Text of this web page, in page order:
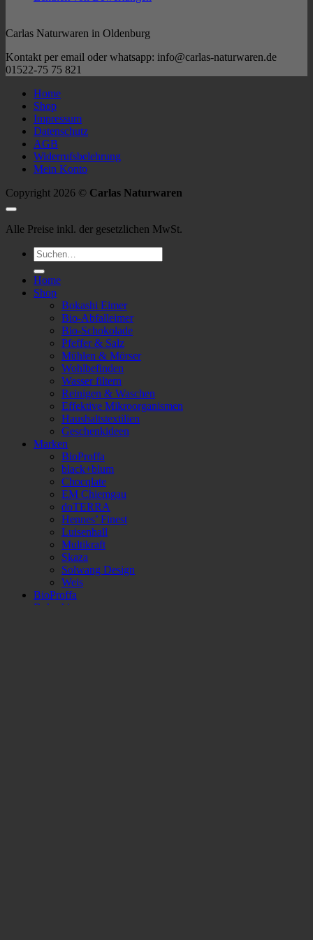
gewählt
Carlas Naturwaren in Oldenburg
Kontakt per email oder whatsapp: info@carlas-naturwaren.de
01522-75 75 821
Home
Shop
Impressum
Datenschutz
AGB
Widerrufsbelehrung
Mein Konto
Copyright 2026 © Carlas Naturwaren
Alle Preise inkl. der gesetzlichen MwSt.
Suchen
nach:
Home
Shop
Bokashi Eimer
Bio-Abfalleimer
Bio-Schokolade
Pfeffer & Salz
Mühlen & Mörser
Wohlbefinden
Wasser filtern
Reinigen & Waschen
Effektive Mikroorganismen
Haushaltstextilien
Geschenkideen
Marken
BioProffa
black+blum
Chocqlate
EM Chiemgau
doTERRA
Hennes’ Finest
Luisenhall
Multikraft
Skaza
Solwang Design
Weis
BioProffa
Bokashi